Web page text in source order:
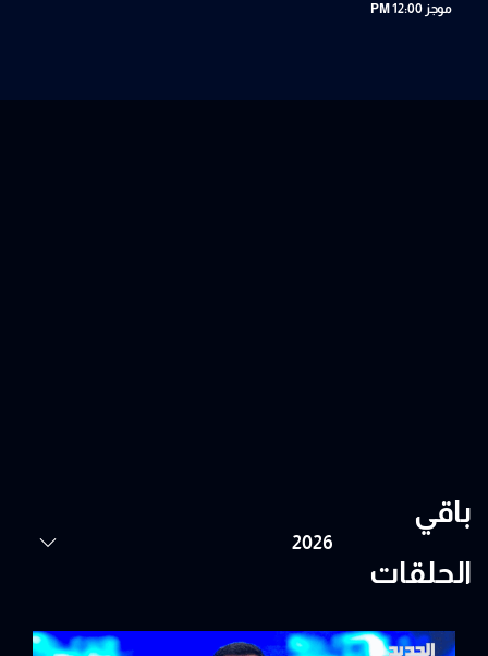
موجز 12:00 PM
باقي
الحلقات